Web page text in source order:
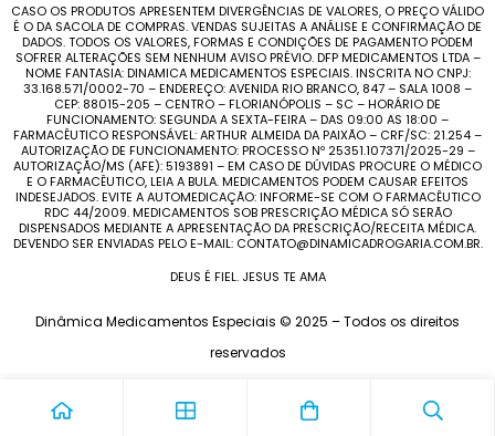
CASO OS PRODUTOS APRESENTEM DIVERGÊNCIAS DE VALORES, O PREÇO VÁLIDO
É O DA SACOLA DE COMPRAS. VENDAS SUJEITAS A ANÁLISE E CONFIRMAÇÃO DE
DADOS. TODOS OS VALORES, FORMAS E CONDIÇÕES DE PAGAMENTO PODEM
SOFRER ALTERAÇÕES SEM NENHUM AVISO PRÉVIO. DFP MEDICAMENTOS LTDA –
NOME FANTASIA: DINAMICA MEDICAMENTOS ESPECIAIS. INSCRITA NO CNPJ:
33.168.571/0002-70 – ENDEREÇO: AVENIDA RIO BRANCO, 847 – SALA 1008 –
CEP: 88015-205 – CENTRO – FLORIANÓPOLIS – SC – HORÁRIO DE
FUNCIONAMENTO: SEGUNDA A SEXTA-FEIRA – DAS 09:00 AS 18:00 –
FARMACÊUTICO RESPONSÁVEL: ARTHUR ALMEIDA DA PAIXÃO – CRF/SC: 21.254 –
AUTORIZAÇÃO DE FUNCIONAMENTO: PROCESSO Nº 25351.107371/2025-29 –
AUTORIZAÇÃO/MS (AFE): 5193891 – EM CASO DE DÚVIDAS PROCURE O MÉDICO
E O FARMACÊUTICO, LEIA A BULA. MEDICAMENTOS PODEM CAUSAR EFEITOS
INDESEJADOS. EVITE A AUTOMEDICAÇÃO: INFORME-SE COM O FARMACÊUTICO
RDC 44/2009. MEDICAMENTOS SOB PRESCRIÇÃO MÉDICA SÓ SERÃO
DISPENSADOS MEDIANTE A APRESENTAÇÃO DA PRESCRIÇÃO/RECEITA MÉDICA.
DEVENDO SER ENVIADAS PELO E-MAIL: CONTATO@DINAMICADROGARIA.COM.BR.
DEUS É FIEL. JESUS TE AMA
Dinâmica Medicamentos Especiais © 2025 – Todos os direitos
reservados